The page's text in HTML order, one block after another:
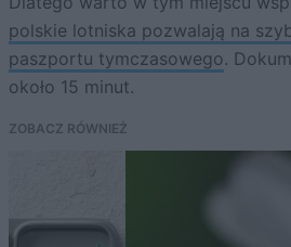
polskie lotniska pozwalają na
paszportu tymczasowego.
około 15 minut.
ZOBACZ RÓWNIEŻ